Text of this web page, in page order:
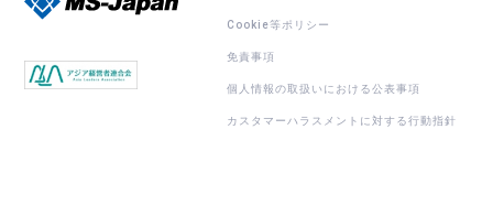
Cookie等ポリシー
免責事項
個人情報の取扱いにおける公表事項
カスタマーハラスメントに対する行動指針